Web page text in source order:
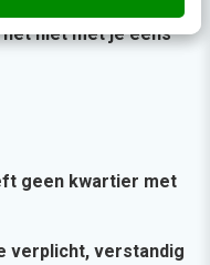
niet met je eens
geen kwartier met
verplicht, verstandig